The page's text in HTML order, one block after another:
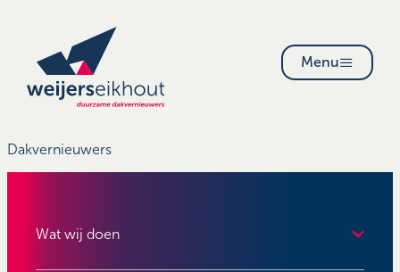
Menu
Dakvernieuwers
Wat wij doen